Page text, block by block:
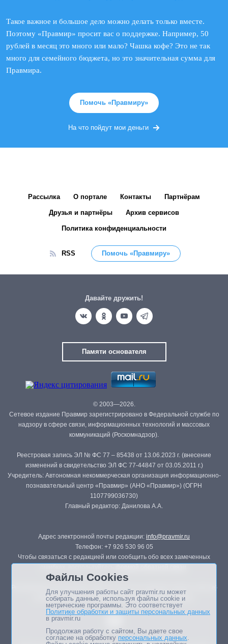
Такое важное и большое дело можно делать только вместе.
Поэтому «Правмир» просит вас о поддержке. Например, 50
рублей в месяц это много или мало? Чашка кофе? Это не так
много для семейного бюджета, но это значительная сумма для
Правмира.
Помочь «Правмиру»
На что пойдут мои деньги
Рассылка О портале Контакты Партнёрам
Друзья и партнёры Архив сервисов
Политика конфиденциальности
RSS Помочь «Правмиру»
Давайте дружить!
Памяти основателя
© 2003—2026.
Сетевое издание Правмир зарегистрировано в Федеральной службе по
надзору в сфере связи, информационных технологий и массовых
коммуникаций (Роскомнадзор).
Реестровая запись ЭЛ № ФС 77 – 85438 от 13.06.2023 г. (внесение
изменений в свидетельство ЭЛ ФС 77-44847 от 03.05.2011 г.)
Учредитель: Автономная некоммерческая организация информационно-
познавательный центр «Правмир» (АНО «Правмир») (ОГРН
1107799036730)
Главный редактор: Данилова А.А.
Адрес электронной почты редакции: info@pravmir.ru
Телефон: +7 926 530 96 05
Чтобы связаться с редакцией или сообщить обо всех замеченных
Републикация материалов сайта в печатных изданиях (книгах, прессе)
возможна только с письменного разрешения редакции.
Файлы Cookies
Для улучшения работы сайт pravmir.ru может
собирать данные, используя файлы cookie и
метрические программы. Это соответствует
Политике обработки и защиты персональных данных
в pravmir.ru
Продолжая работу с сайтом, Вы даете свое
согласие на обработку персональных данных.